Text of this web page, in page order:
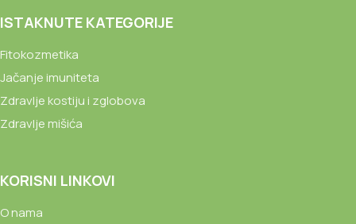
ISTAKNUTE KATEGORIJE
Fitokozmetika
Jačanje imuniteta
Zdravlje kostiju i zglobova
Zdravlje mišića
KORISNI LINKOVI
O nama